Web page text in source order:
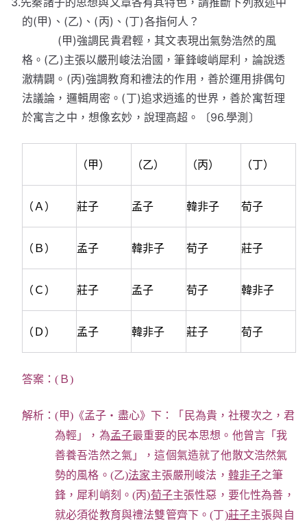
的(甲)、(乙)、(丙)、(丁)各指何人？
(甲)強調民貴君輕，其文表現出氣勢浩然的風
格。(乙)主張以嚴刑峻法治國，筆鋒峻峭犀利，論說透
澈精闢。(丙)強調教育和禮法的作用，善於運用排偶句
法議論，邏輯周密。(丁)追求逍遙的世界，善於寓哲理
於寓言之中，想像玄妙，說理高超。〔96.學測〕
（甲） （乙） （丙） （丁）
（Ａ） 莊子 孟子 韓非子 荀子
（Ｂ） 孟子 韓非子 荀子 莊子
（Ｃ） 莊子 孟子 荀子 韓非子
（Ｄ） 孟子 韓非子 莊子 荀子
答案：(Ｂ)
解析：(甲)《孟子‧盡心》下：「民為貴，社稷次之，君
為輕」，為孟子最重要的民本思想。他曾言「我
善養吾浩然之氣」，這個氣造就了他散文浩然氣
勢的風格。(乙)法家主張嚴刑峻法， 韓非子之筆
鋒，犀利峭刻。(丙)荀子主張性惡，要化性為善，
就必須從教育與禮法雙管齊下。(丁)莊子主張與自